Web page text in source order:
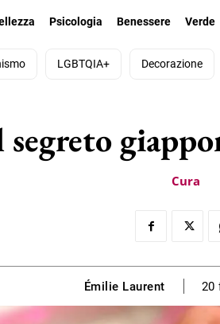
Psicologia Benessere Verde
LGBTQIA+ Decorazione
Cura
Émilie Laurent 20